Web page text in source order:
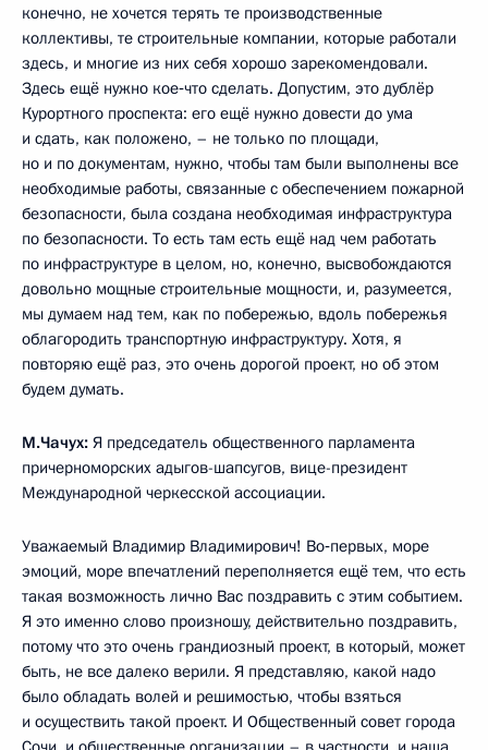
конечно, не хочется терять те производственные
коллективы, те строительные компании, которые работали
здесь, и многие из них себя хорошо зарекомендовали.
Здесь ещё нужно кое‑что сделать. Допустим, это дублёр
Курортного проспекта: его ещё нужно довести до ума
и сдать, как положено, – не только по площади,
но и по документам, нужно, чтобы там были выполнены все
необходимые работы, связанные с обеспечением пожарной
безопасности, была создана необходимая инфраструктура
по безопасности. То есть там есть ещё над чем работать
по инфраструктуре в целом, но, конечно, высвобождаются
довольно мощные строительные мощности, и, разумеется,
мы думаем над тем, как по побережью, вдоль побережья
облагородить транспортную инфраструктуру. Хотя, я
повторяю ещё раз, это очень дорогой проект, но об этом
будем думать.
М.Чачух: Я председатель общественного парламента
причерноморских адыгов-шапсугов, вице-президент
Международной черкесской ассоциации.
Уважаемый Владимир Владимирович! Во‑первых, море
эмоций, море впечатлений переполняется ещё тем, что есть
такая возможность лично Вас поздравить с этим событием.
Я это именно слово произношу, действительно поздравить,
потому что это очень грандиозный проект, в который, может
быть, не все далеко верили. Я представляю, какой надо
было обладать волей и решимостью, чтобы взяться
и осуществить такой проект. И Общественный совет города